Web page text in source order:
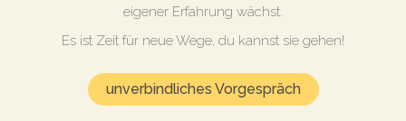
eigener Erfahrung wächst.
Es ist Zeit für neue Wege, du kannst sie gehen!
unverbindliches Vorgespräch